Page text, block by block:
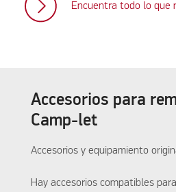
Encuentra todo lo que
Accesorios para
Camp-let
Accesorios y equipamiento
Hay accesorios compatibles